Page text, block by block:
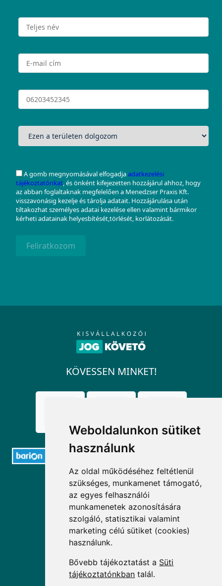
Weboldalunkon sütiket
használunk
Az oldal működéséhez feltétlenül
szükséges, munkamenet támogató,
az egyes felhasználói
munkamenetek azonosítására
szolgáló, statisztikai valamint
marketing célú sütiket (cookies)
használunk.
Bővebb tájékoztatást a Süti
tájékoztatónkban talál.
A gomb megnyomásával elfogadjaadatkezelési
tájékoztatónkat, és önként kifejezetten hozzájárul ahhoz, hogy
az abban foglaltaknak megfelelően a Menedzser Praxis Kft.
visszavonásig kezelje és tárolja adatait. Hozzájárulása után
tiltakozhat személyes adatai kezelése ellen valamint bármikor
kérheti adatainak helyesbítését,törlését, korlátozását.
Feliratkozom
KÖVESSEN MINKET!
ELÉRHETŐSÉGEK
+36 1 880 7600
info@mprx.hu